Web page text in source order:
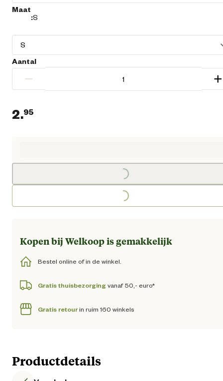
Maat
:S
Aantal
− +
2.95
Loading...
Loading...
Kopen bij Welkoop is gemakkelijk
Bestel online of in de winkel.
Gratis thuisbezorging vanaf 50,- euro*
Gratis retourin ruim 160 winkels
Productdetails